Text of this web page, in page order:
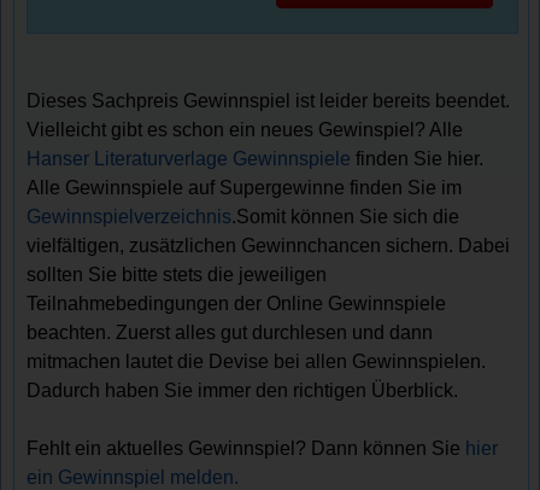
Dieses Sachpreis Gewinnspiel ist leider bereits beendet.
Vielleicht gibt es schon ein neues Gewinspiel? Alle
Hanser Literaturverlage Gewinnspiele finden Sie hier.
Alle Gewinnspiele auf Supergewinne finden Sie im
Gewinnspielverzeichnis.Somit können Sie sich die
vielfältigen, zusätzlichen Gewinnchancen sichern. Dabei
sollten Sie bitte stets die jeweiligen
Teilnahmebedingungen der Online Gewinnspiele
beachten. Zuerst alles gut durchlesen und dann
mitmachen lautet die Devise bei allen Gewinnspielen.
Dadurch haben Sie immer den richtigen Überblick.
Fehlt ein aktuelles Gewinnspiel? Dann können Sie hier
ein Gewinnspiel melden.